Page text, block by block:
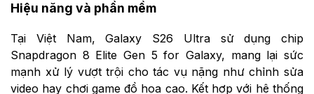
Hiệu năng và phần mềm
Tại Việt Nam, Galaxy S26 Ultra sử dụng chip
Snapdragon 8 Elite Gen 5 for Galaxy, mang lại sức
mạnh xử lý vượt trội cho tác vụ nặng như chỉnh sửa
video hay chơi game đồ họa cao. Kết hợp với hệ thống